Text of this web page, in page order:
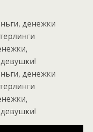
денежки
денежки